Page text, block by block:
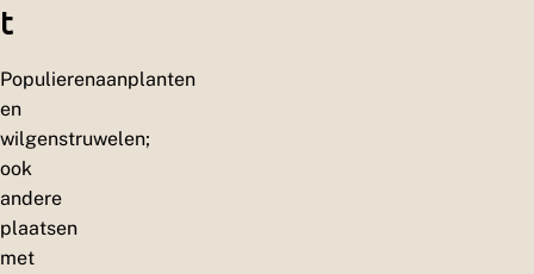
t
Populierenaanplanten
en
wilgenstruwelen;
ook
andere
plaatsen
met